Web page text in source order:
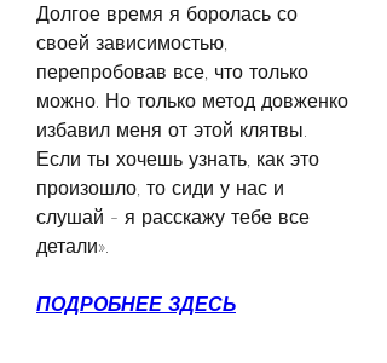
Долгое время я боролась со
своей зависимостью,
перепробовав все, что только
можно. Но только метод довженко
избавил меня от этой клятвы.
Если ты хочешь узнать, как это
произошло, то сиди у нас и
слушай - я расскажу тебе все
детали».
ПОДРОБНЕЕ ЗДЕСЬ